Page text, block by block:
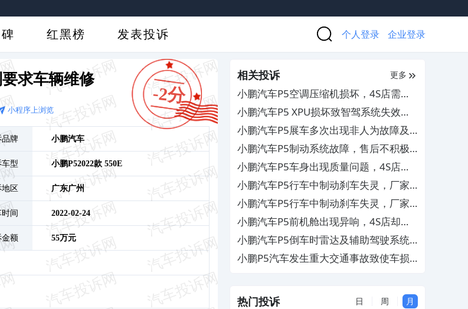
红黑榜 发表投诉 个人登录 企业登录
-2分
求车辆维修
小程序上浏览
品牌 小鹏汽车
型 小鹏P52022款 550E
区 广东广州
间 2022-02-24
额 55万元
相关投诉 更多
小鹏汽车P5空调压缩机损坏，4S店需自
费维修
小鹏汽车P5 XPU损坏致智驾系统失效，
4S店需自费维修
小鹏汽车P5展车多次出现非人为故障及
电瓶亏电，售后不给免费维修
小鹏汽车P5制动系统故障，售后不积极
解决
小鹏汽车P5车身出现质量问题，4S店不
作为欺诈消费者
小鹏汽车P5行车中制动刹车失灵，厂家
坑骗威胁消费者签协议
小鹏汽车P5行车中制动刹车失灵，厂家
坑骗威胁消费者签协议
小鹏汽车P5前机舱出现异响，4S店却查
不出原因无法给予有效维修
小鹏汽车P5倒车时雷达及辅助驾驶系统
不及时介入，4S店以正常为由不予处理
小鹏P5汽车发生重大交通事故致使车损
热门投诉 日 周 月